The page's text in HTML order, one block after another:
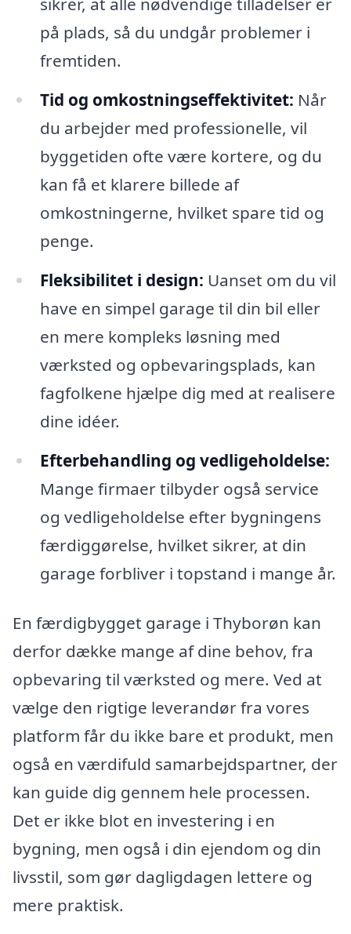
på plads, så du undgår problemer i
fremtiden.
Tid og omkostningseffektivitet: Når
du arbejder med professionelle, vil
byggetiden ofte være kortere, og du
kan få et klarere billede af
omkostningerne, hvilket spare tid og
penge.
Fleksibilitet i design: Uanset om du vil
have en simpel garage til din bil eller
en mere kompleks løsning med
værksted og opbevaringsplads, kan
fagfolkene hjælpe dig med at realisere
dine idéer.
Efterbehandling og vedligeholdelse:
Mange firmaer tilbyder også service
og vedligeholdelse efter bygningens
færdiggørelse, hvilket sikrer, at din
garage forbliver i topstand i mange år.
En færdigbygget garage i Thyborøn kan
derfor dække mange af dine behov, fra
opbevaring til værksted og mere. Ved at
vælge den rigtige leverandør fra vores
platform får du ikke bare et produkt, men
også en værdifuld samarbejdspartner, der
kan guide dig gennem hele processen.
Det er ikke blot en investering i en
bygning, men også i din ejendom og din
livsstil, som gør dagligdagen lettere og
mere praktisk.